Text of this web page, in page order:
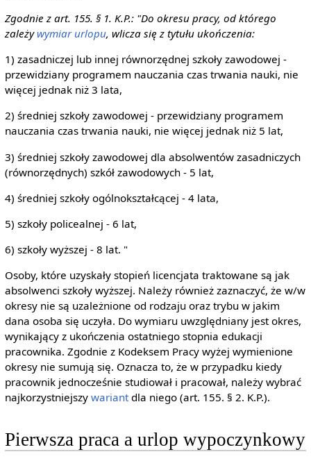
Zgodnie z art. 155. § 1. K.P.: "Do okresu pracy, od którego
zależywymiar urlopu, wlicza się z tytułu ukończenia:
1) zasadniczej lub innej równorzędnej szkoły zawodowej -
przewidziany programem nauczania czas trwania nauki, nie
więcej jednak niż 3 lata,
2) średniej szkoły zawodowej - przewidziany programem
nauczania czas trwania nauki, nie więcej jednak niż 5 lat,
3) średniej szkoły zawodowej dla absolwentów zasadniczych
(równorzędnych) szkół zawodowych - 5 lat,
4) średniej szkoły ogólnokształcącej - 4 lata,
5) szkoły policealnej - 6 lat,
6) szkoły wyższej - 8 lat. "
Osoby, które uzyskały stopień licencjata traktowane są jak
absolwenci szkoły wyższej. Należy również zaznaczyć, że w/w
okresy nie są uzależnione od rodzaju oraz trybu w jakim
dana osoba się uczyła. Do wymiaru uwzględniany jest okres,
wynikający z ukończenia ostatniego stopnia edukacji
pracownika. Zgodnie z Kodeksem Pracy wyżej wymienione
okresy nie sumują się. Oznacza to, że w przypadku kiedy
pracownik jednocześnie studiował i pracował, należy wybrać
najkorzystniejszy wariantdla niego (art. 155. § 2. K.P.).
Pierwsza praca a urlop wypoczynkowy